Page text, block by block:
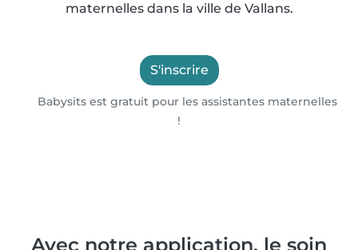
maternelles dans la ville de Vallans.
S'inscrire
Babysits est gratuit pour les assistantes maternelles
!
Avec notre application, le soin